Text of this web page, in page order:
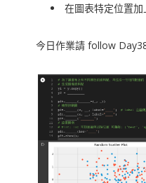
在圖表特定位置
今日作業請 follow